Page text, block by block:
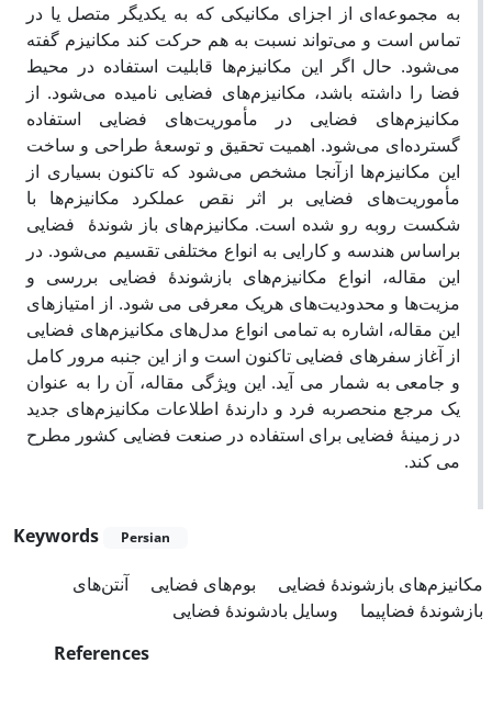
به مجموعه‌ای از اجزای مکانیکی که به یکدیگر متصل یا در
تماس‌ است و می‌تواند نسبت به هم حرکت کند مکانیزم گفته
می‌شود. حال اگر این مکانیزم‌ها قابلیت استفاده در محیط
فضا را داشته باشد، مکانیزم‌های فضایی نامیده می‌شود. از
مکانیزم‌های فضایی در مأموریت‌های فضایی استفاده
گسترده‌ای می‌شود. اهمیت تحقیق و توسعۀ طراحی و ساخت
این مکانیزم‌ها ازآنجا مشخص می‌شود که تاکنون بسیاری از
مأموریت‌های فضایی بر اثر نقص عملکرد مکانیزم‌ها با
شکست روبه ‌رو شده است. مکانیزم‌های باز شوندۀ فضایی
براساس هندسه و کارایی به انواع مختلفی تقسیم می‌شود. در
این مقاله، انواع مکانیزم‌های بازشوندۀ فضایی بررسی و
مزیت‌ها و محدودیت‌های هریک معرفی می‌ شود. از امتیازهای
این مقاله، اشاره به تمامی انواع مدل‌های مکانیزم‌های فضایی
از آغاز سفرهای فضایی تاکنون است و از این جنبه مرور کامل
و جامعی به شمار می‌ آید. این ویژگی مقاله، آن را به عنوان
یک مرجع منحصربه‌ فرد و دارندۀ اطلاعات مکانیزم‌های جدید
در زمینۀ فضایی برای استفاده در صنعت فضایی کشور مطرح
می‌ کند.
Keywords Persian
مکانیزم‌های بازشوندۀ فضایی بوم‌های فضایی
آنتن‌های
بازشوندۀ فضاپیما
وسایل بادشوندۀ فضایی
References